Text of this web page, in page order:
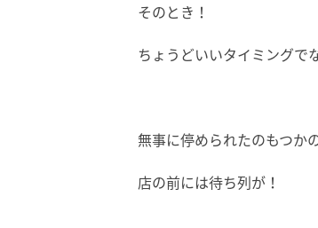
そのとき！
ちょうどいいタイミングで
無事に停められたのもつかの
店の前には待ち列が！